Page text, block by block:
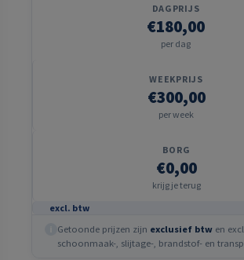
DAGPRIJS
€180,00
per dag
WEEKPRIJS
€300,00
per week
BORG
€0,00
krijg je terug
excl. btw
Getoonde prijzen zijn exclusief btw en
schoonmaak-, slijtage-, brandstof- en